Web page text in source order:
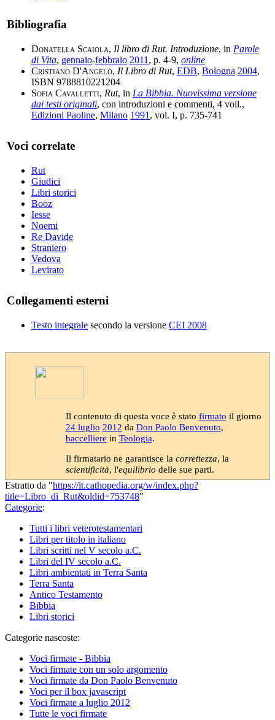
Bibliografia
Donatella Scaiola, Il libro di Rut. Introduzione, in Parole
di Vita, gennaio-febbraio 2011, p. 4-9, online
Cristiano D'Angelo, Il Libro di Rut, EDB, Bologna 2004,
ISBN 9788810221204
Sofia Cavalletti, Rut, in La Bibbia. Nuovissima versione
dai testi originali, con introduzioni e commenti, 4 voll.,
Edizioni Paoline, Milano 1991, vol. I, p. 735-741
Voci correlate
Rut
Giudici
Libri storici
Booz
Iesse
Noemi
Re Davide
Straniero
Vedova
Levirato
Collegamenti esterni
Testo integrale secondo la versione CEI 2008
Il contenuto di questa voce è stato firmato il giorno
24 luglio 2012 da Don Paolo Benvenuto,
baccelliere in Teologia.
Il firmatario ne garantisce la correttezza, la
scientificità, l'equilibrio delle sue parti.
Estratto da "https://it.cathopedia.org/w/index.php?
title=Libro_di_Rut&oldid=753748"
Categorie:
Tutti i libri veterotestamentari
Libri per titolo in italiano
Libri scritti nel V secolo a.C.
Libri del IV secolo a.C.
Libri ambientati in Terra Santa
Terra Santa
Antico Testamento
Bibbia
Libri storici
Categorie nascoste:
Voci firmate - Bibbia
Voci firmate con un solo argomento
Voci firmate da Don Paolo Benvenuto
Voci per il box javascript
Voci firmate a luglio 2012
Tutte le voci firmate